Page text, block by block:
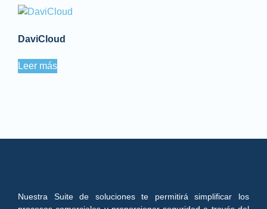
DaviCloud
Leer más
Nuestra Suite de soluciones te permitirá simplificar los